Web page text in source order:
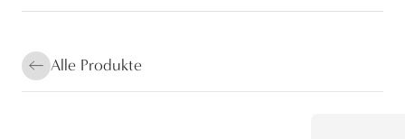
Alle Produkte